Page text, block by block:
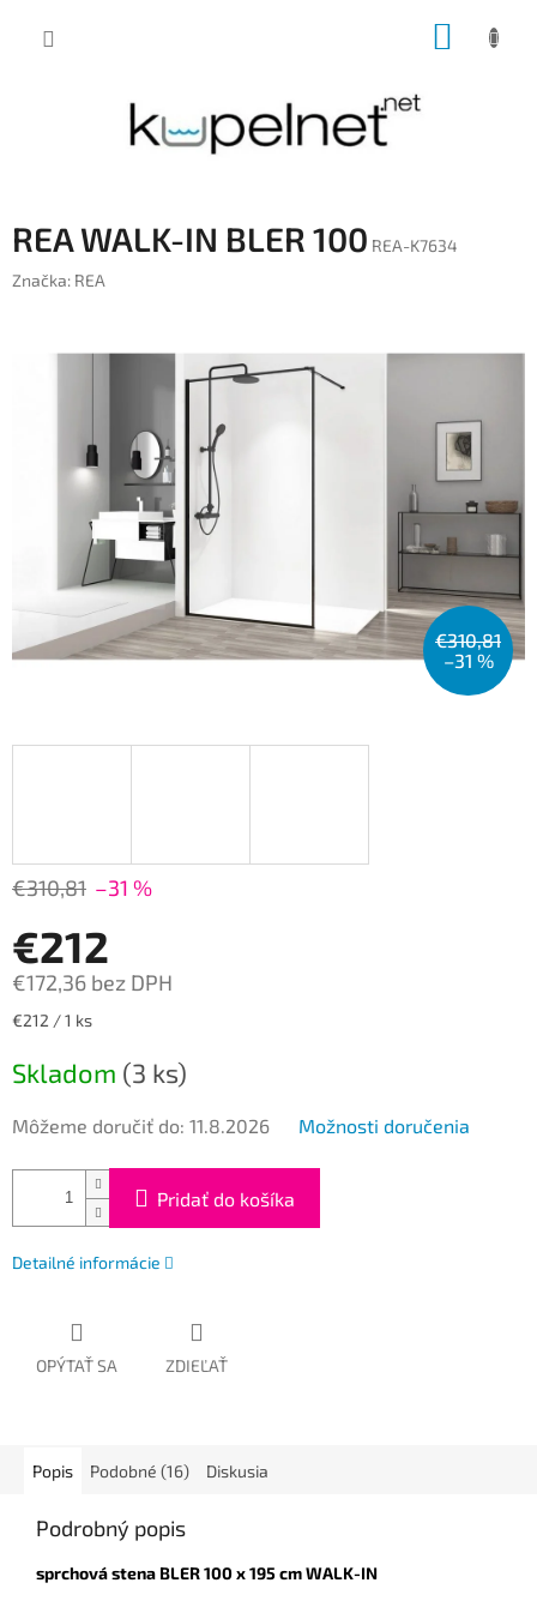
REA WALK-IN BLER 100 REA-K7634
Značka: REA
€310,81
–31 %
€310,81 –31 %
€212
€172,36 bez DPH
Jednotková
€212 / 1 ks
Skladom (3 ks)
Môžeme doručiť do: 11.8.2026 Možnosti doručenia
Pridať do košíka
Detailné informácie
OPÝTAŤ SA ZDIEĽAŤ
Popis Podobné (16) Diskusia
Podrobný popis
sprchová stena BLER 100 x 195 cm WALK-IN